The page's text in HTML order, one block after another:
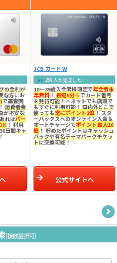
の金利が
な方にお
で審査回
消費者金
が不安な
ればパー
！ 利用
日間キャ
！
JCB カード W
259 人が見ました
18～39歳入会者様限定で年会費永
年無料 ！ 最短5分※でカード番号
を発行可能！※ネットでも店頭で
もすぐに利用可能！ 国内外どこで
使っても常にポイント2倍！ スタ
ーバックスへのオンライン入金＆
オートチャージでポイント最大10
倍 ！ 貯めたポイントはキャッシュ
バックや有名テーマパークチケッ
トに交換可能！
公式サイトへ
(複数選択可)